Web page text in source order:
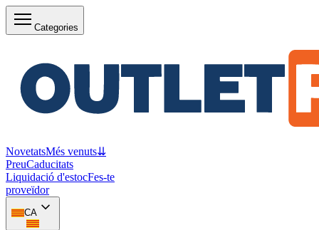
Categories
NovetatsMés venuts⇊
PreuCaducitats
Liquidació d'estocFes-te
proveïdor
CA